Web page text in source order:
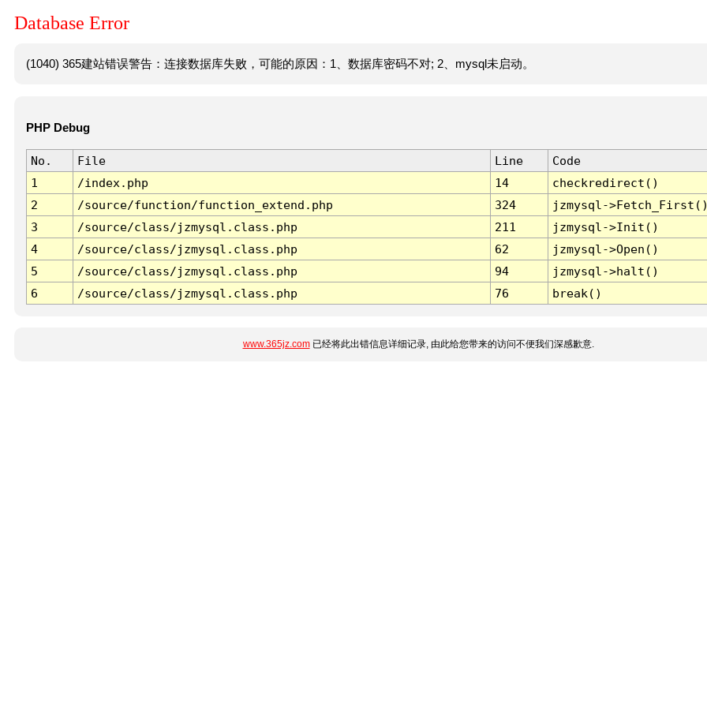
Database Error
(1040) 365建站错误警告：连接数据库失败，可能的原因：1、数据库密码不对; 2、mysql未启动。
PHP Debug
No. File Line
Code
1
/index.php 14
checkredirect()
2
/source/function/function_extend.php 324
jzmysql-
3
/source/class/jzmysql.class.php 211
jzmysql->Init()
4
/source/class/jzmysql.class.php 62
jzmysql->Open()
5
/source/class/jzmysql.class.php 94
jzmysql->halt()
6
/source/class/jzmysql.class.php 76 break()
www.365jz.com已经将此出错信息详细记录, 由此给您带来的访问不便我们深感歉意.